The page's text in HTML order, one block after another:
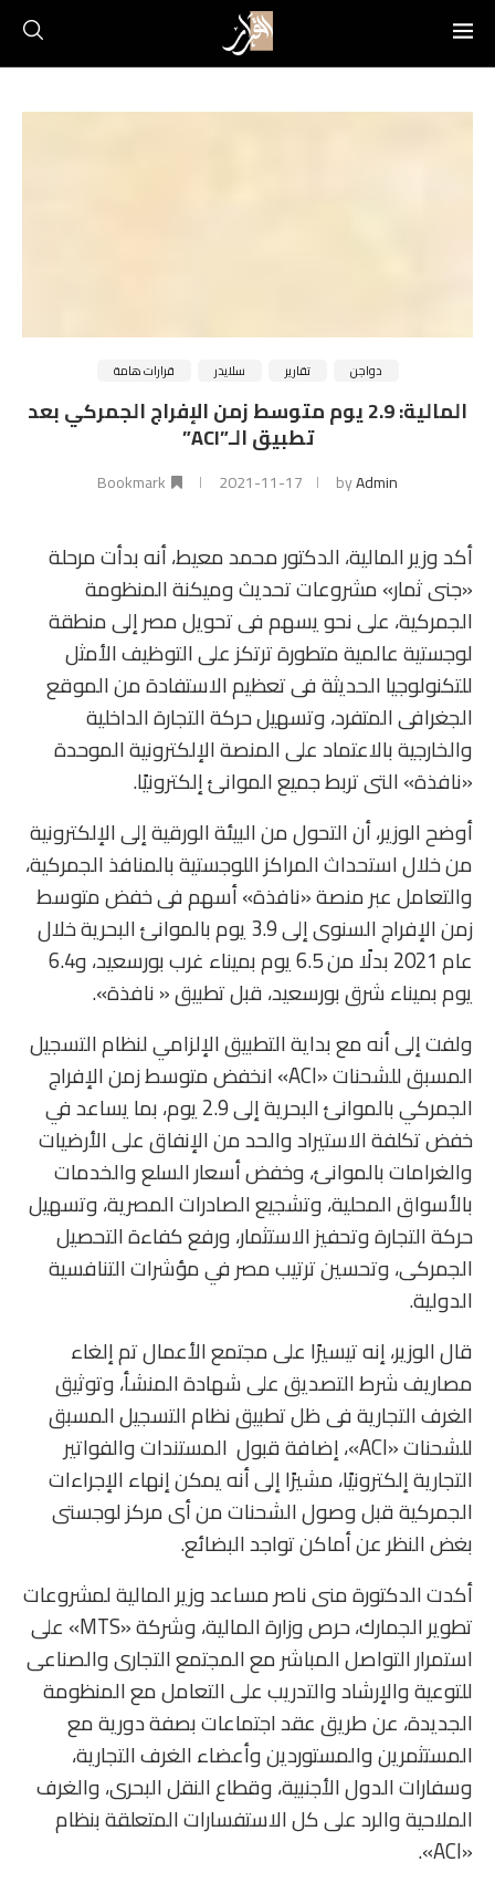
دواجن تقارير سلايدر قرارات هامة
المالية: 2.9 يوم متوسط زمن الإفراج الجمركي بعد
تطبيق الـ”ACI”
byAdmin
2021-11-17
Bookmark
أكد وزير المالية، الدكتور محمد معيط، أنه بدأت مرحلة
«جنى ثمار» مشروعات تحديث وميكنة المنظومة
الجمركية، على نحو يسهم فى تحويل مصر إلى منطقة
لوجستية عالمية متطورة ترتكز على التوظيف الأمثل
للتكنولوجيا الحديثة فى تعظيم الاستفادة من الموقع
الجغرافى المتفرد، وتسهيل حركة التجارة الداخلية
والخارجية بالاعتماد على المنصة الإلكترونية الموحدة
«نافذة» التى تربط جميع الموانئ إلكترونيًا.
أوضح الوزير، أن التحول من البيئة الورقية إلى الإلكترونية
من خلال استحداث المراكز اللوجستية بالمنافذ الجمركية،
والتعامل عبر منصة «نافذة» أسهم فى خفض متوسط
زمن الإفراج السنوى إلى 3.9 يوم بالموانئ البحرية خلال
عام 2021 بدلًا من 6.5 يوم بميناء غرب بورسعيد، و6.4
يوم بميناء شرق بورسعيد، قبل تطبيق « نافذة».
ولفت إلى أنه مع بداية التطبيق الإلزامي لنظام التسجيل
المسبق للشحنات «ACI» انخفض متوسط زمن الإفراج
الجمركي بالموانئ البحرية إلى 2.9 يوم، بما يساعد في
خفض تكلفة الاستيراد والحد من الإنفاق على الأرضيات
والغرامات بالموانئ، وخفض أسعار السلع والخدمات
بالأسواق المحلية، وتشجيع الصادرات المصرية، وتسهيل
حركة التجارة وتحفيز الاستثمار، ورفع كفاءة التحصيل
الجمركى، وتحسين ترتيب مصر في مؤشرات التنافسية
الدولية.
قال الوزير، إنه تيسيرًا على مجتمع الأعمال تم إلغاء
مصاريف شرط التصديق على شهادة المنشأ، وتوثيق
الغرف التجارية فى ظل تطبيق نظام التسجيل المسبق
للشحنات «ACI»، إضافة قبول المستندات والفواتير
التجارية إلكترونيًا، مشيرًا إلى أنه يمكن إنهاء الإجراءات
الجمركية قبل وصول الشحنات من أى مركز لوجستى
بغض النظر عن أماكن تواجد البضائع.
أكدت الدكتورة منى ناصر مساعد وزير المالية لمشروعات
تطوير الجمارك، حرص وزارة المالية، وشركة «MTS» على
استمرار التواصل المباشر مع المجتمع التجارى والصناعى
للتوعية والإرشاد والتدريب على التعامل مع المنظومة
الجديدة، عن طريق عقد اجتماعات بصفة دورية مع
المستثمرين والمستوردين وأعضاء الغرف التجارية،
وسفارات الدول الأجنبية، وقطاع النقل البحرى، والغرف
الملاحية والرد على كل الاستفسارات المتعلقة بنظام
«ACI».